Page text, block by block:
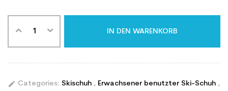
IN DEN WARENKORB
edit Categories: Skischuh , Erwachsener benutzter Ski-Schuh ,